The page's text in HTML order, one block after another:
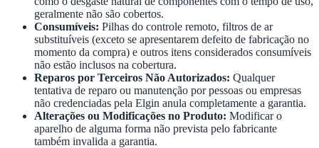
geralmente não são cobertos.
Consumíveis: Pilhas do controle remoto, filtros de ar
substituíveis (exceto se apresentarem defeito de fabricação no
momento da compra) e outros itens considerados consumíveis
não estão inclusos na cobertura.
Reparos por Terceiros Não Autorizados: Qualquer
tentativa de reparo ou manutenção por pessoas ou empresas
não credenciadas pela Elgin anula completamente a garantia.
Alterações ou Modificações no Produto: Modificar o
aparelho de alguma forma não prevista pelo fabricante
também invalida a garantia.